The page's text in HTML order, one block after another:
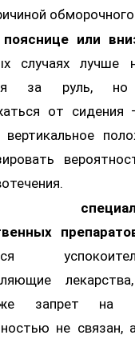
или
случаях лучше
за руль,
от сидения
вертикальное
запрет на
не связан,